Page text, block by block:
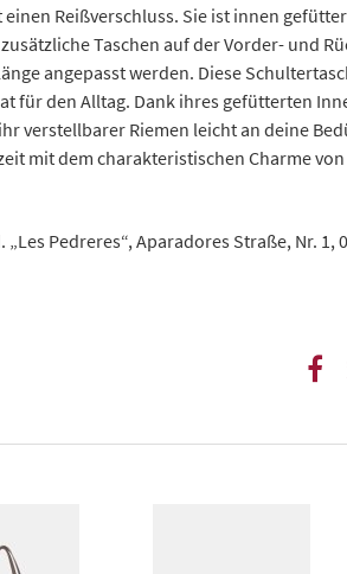
Reißverschluss. Sie ist innen
Taschen auf der Vorder- und
angepasst werden. Diese
für den Alltag. Dank ihres gefütterten
verstellbarer Riemen leicht an deine
mit dem charakteristischen Charme
„Les Pedreres“, Aparadores Straße, Nr.